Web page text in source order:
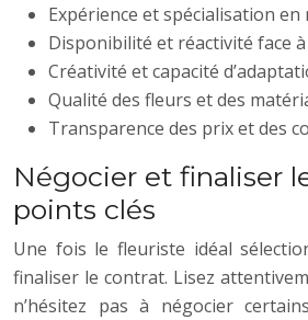
Expérience et spécialisation en
Disponibilité et réactivité face à
Créativité et capacité
Qualité des fleurs et des
Transparence des prix et des
Négocier et finaliser
points clés
Une fois le fleuriste idéal
finaliser le contrat. Lisez
n’hésitez pas à négocier